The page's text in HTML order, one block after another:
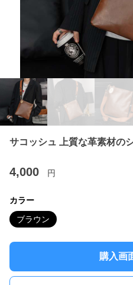
サコッシュ 上質な革素材の
4,000 円
カラー
ブラウン
購入画